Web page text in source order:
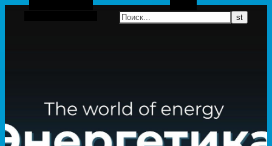
Боковая панель